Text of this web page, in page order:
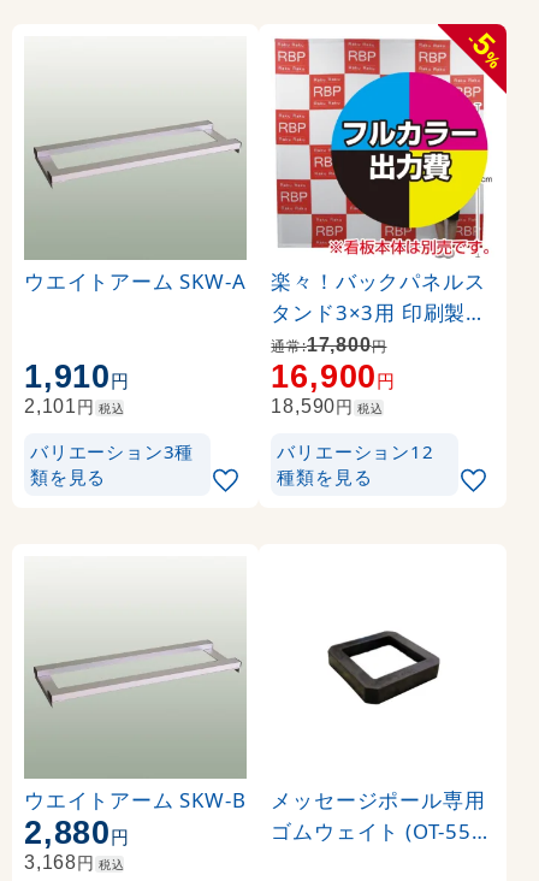
ウエイトアーム SKW-A
1,910円
2,101円 税込
バリエーション3種
類を見る
-
5
%
楽々！バックパネルス
タンド3×3用 印刷製作
代 (※本体別売) トロマ
ット(2枚つなぎ) 正面
のみ 本体同時購入用 (
通常:17,800円
16,900円
18,590円 税込
バリエーション12
種類を見る
ウエイトアーム SKW-B
2,880円
3,168円 税込
メッセージポール専用
ゴムウェイト (OT-550-